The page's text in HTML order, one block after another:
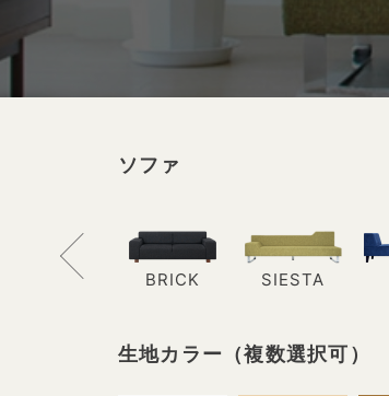
ソファ
BRICK SIESTA
生地カラー （複数選択可）